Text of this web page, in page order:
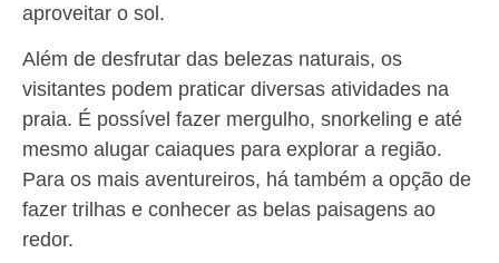
aproveitar o sol.
Além de desfrutar das belezas naturais, os
visitantes podem praticar diversas atividades na
praia. É possível fazer mergulho, snorkeling e até
mesmo alugar caiaques para explorar a região.
Para os mais aventureiros, há também a opção de
fazer trilhas e conhecer as belas paisagens ao
redor.